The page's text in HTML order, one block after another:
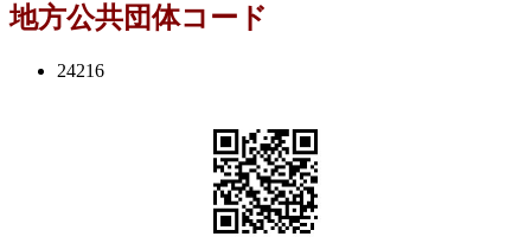
地方公共団体コード
24216